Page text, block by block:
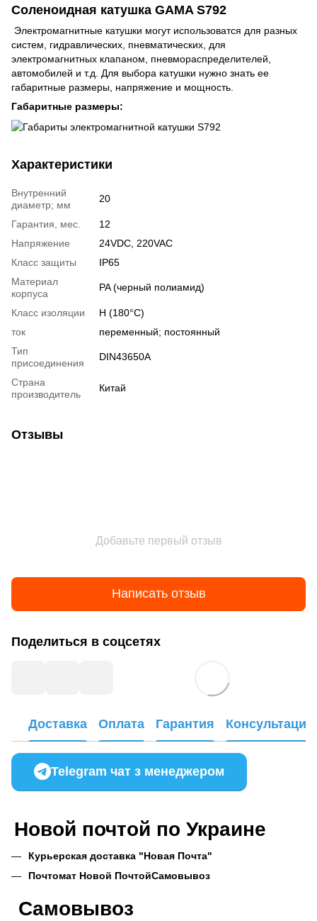
Соленоидная катушка GAMA S792
Электромагнитные катушки могут использоватся для разных
систем, гидравлических, пневматических, для
электромагнитных клапаном, пневмораспределителей,
автомобилей и т.д. Для выбора катушки нужно знать ее
габаритные размеры, напряжение и мощность.
Габаритные размеры:
Характеристики
Внутренний
диаметр; мм
20
Гарантия, мес.
12
Напряжение
24VDC, 220VAC
Класс защиты
IP65
Материал
корпуса
PA (черный полиамид)
Класс изоляции
H (180°С)
ток
переменный; постоянный
Тип
присоединения
DIN43650A
Страна
производитель
Китай
Отзывы
Добавьте первый отзыв
Написать отзыв
Поделиться в соцсетях
Доставка Оплата Гарантия Консультация
Telegram чат з менеджером
Новой почтой по Украине
Курьерская доставка "Новая Почта"
Почтомат Новой ПочтойСамовывоз
Самовывоз